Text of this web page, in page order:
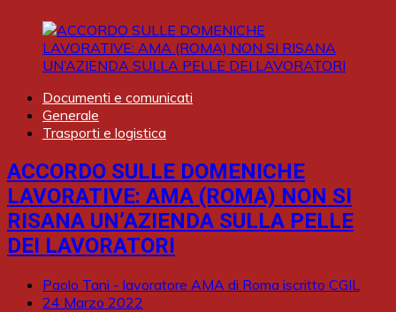
Documenti e comunicati
Generale
Trasporti e logistica
ACCORDO SULLE DOMENICHE
LAVORATIVE: AMA (ROMA) NON SI
RISANA UN’AZIENDA SULLA PELLE
DEI LAVORATORI
Paolo Tani - lavoratore AMA di Roma iscritto CGIL
24 Marzo 2022